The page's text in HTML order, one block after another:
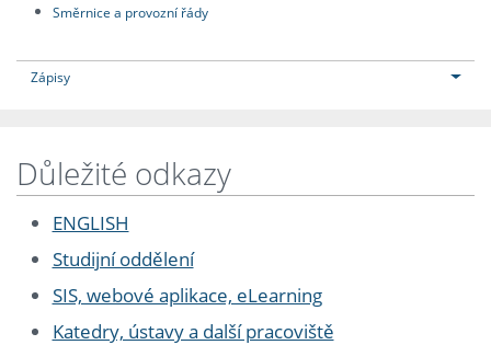
Směrnice a provozní řády
Zápisy
Důležité odkazy
ENGLISH
Studijní oddělení
SIS, webové aplikace, eLearning
Katedry, ústavy a další pracoviště